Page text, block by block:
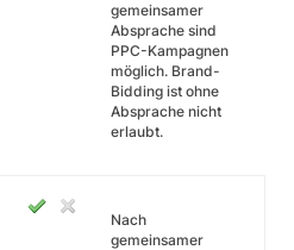
gemeinsamer
Absprache sind
PPC-Kampagnen
möglich. Brand-
Bidding ist ohne
Absprache nicht
erlaubt.
Nach
gemeinsamer